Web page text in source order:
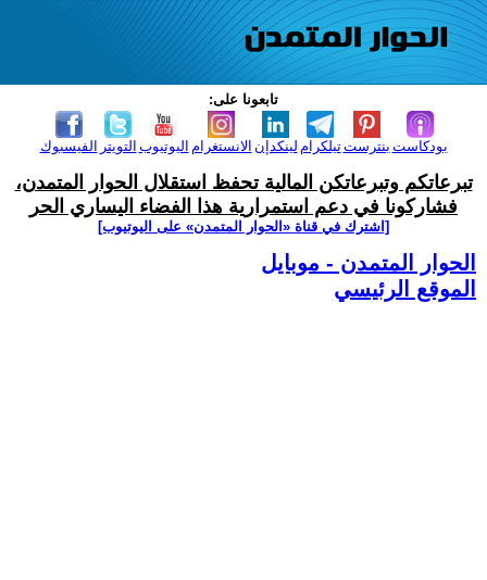
تابعونا على:
الفيسبوك التويتر اليوتيوب الانستغرام لينكدإن تيلكرامبنترست بودكاست
تبرعاتكم وتبرعاتكن المالية تحفظ استقلال الحوار المتمدن،
فشاركونا في دعم استمرارية هذا الفضاء اليساري الحر
[اشترك في قناة ‫«الحوار المتمدن» على اليوتيوب]
الحوار المتمدن - موبايل
الموقع الرئيسي